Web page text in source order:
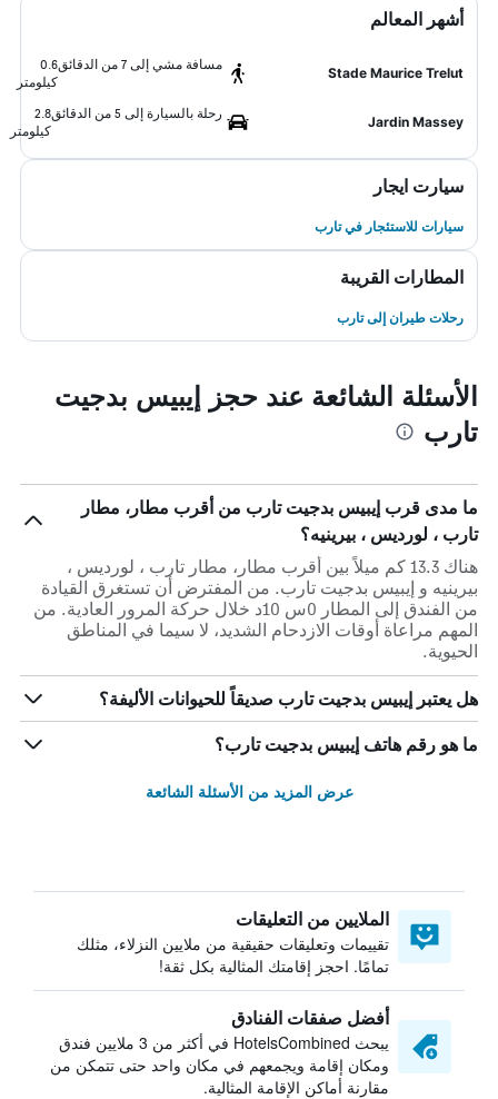
أشهر المعالم
Stade Maurice Trelut
مسافة مشي إلى 7 من الدقائق
0.6
كيلومتر
Jardin Massey
رحلة بالسيارة إلى 5 من الدقائق
2.8
كيلومتر
سيارت ايجار
سيارات للاستئجار في تارب
المطارات القريبة
رحلات طيران إلى تارب
الأسئلة الشائعة عند حجز إيبيس بدجيت
تارب
ما مدى قرب إيبيس بدجيت تارب من أقرب مطار، مطار
تارب ، لورديس ، بيرينيه؟
هناك 13.3 كم ميلاً بين أقرب مطار، مطار تارب ، لورديس ،
بيرينيه و إيبيس بدجيت تارب. من المفترض أن تستغرق القيادة
من الفندق إلى المطار 0س 10د خلال حركة المرور العادية. من
المهم مراعاة أوقات الازدحام الشديد، لا سيما في المناطق
الحيوية.
هل يعتبر إيبيس بدجيت تارب صديقاً للحيوانات الأليفة؟
ما هو رقم هاتف إيبيس بدجيت تارب؟
عرض المزيد من الأسئلة الشائعة
الملايين من التعليقات
تقييمات وتعليقات حقيقية من ملايين النزلاء، مثلك
تمامًا. احجز إقامتك المثالية بكل ثقة!
أفضل صفقات الفنادق
يبحث HotelsCombined في أكثر من 3 ملايين فندق
ومكان إقامة ويجمعهم في مكان واحد حتى تتمكن من
مقارنة أماكن الإقامة المثالية.